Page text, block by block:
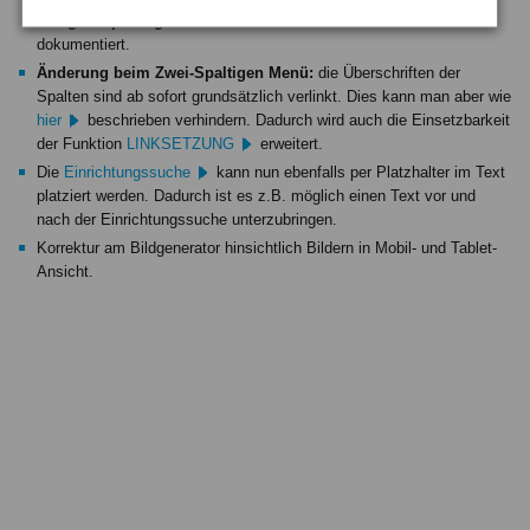
dokumentiert.
Änderung beim Zwei-Spaltigen Menü: die Überschriften der
Spalten sind ab sofort grundsätzlich verlinkt. Dies kann man aber wie
hier
beschrieben verhindern. Dadurch wird auch die Einsetzbarkeit
der Funktion LINKSETZUNG
erweitert.
Die Einrichtungssuche
kann nun ebenfalls per Platzhalter im Text
platziert werden. Dadurch ist es z.B. möglich einen Text vor und
nach der Einrichtungssuche unterzubringen.
Korrektur am Bildgenerator hinsichtlich Bildern in Mobil- und Tablet-
Ansicht.